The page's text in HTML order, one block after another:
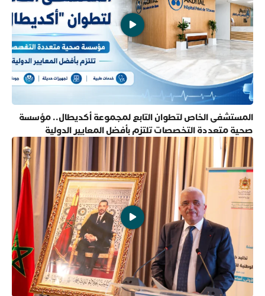
المستشفى الخاص لتطوان التابع لمجموعة أكديطال.. مؤسسة
صحية متعددة التخصصات تلتزم بأفضل المعايير الدولية